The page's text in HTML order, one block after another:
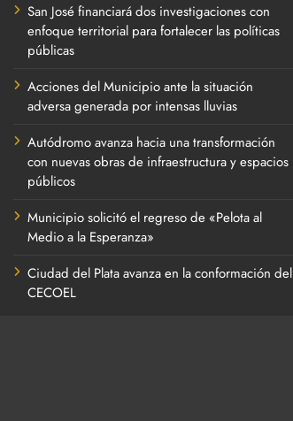
San José financiará dos investigaciones con
enfoque territorial para fortalecer las políticas
públicas
Acciones del Municipio ante la situación
adversa generada por intensas lluvias
Autódromo avanza hacia una transformación
con nuevas obras de infraestructura y espacios
públicos
Municipio solicitó el regreso de «Pelota al
Medio a la Esperanza»
Ciudad del Plata avanza en la conformación del
CECOEL